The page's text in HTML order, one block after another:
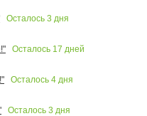
Осталось 3 дня
Осталось 17 дней
Осталось 4 дня
Осталось 3 дня